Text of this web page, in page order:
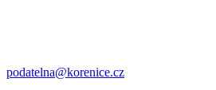
podatelna@korenice.cz